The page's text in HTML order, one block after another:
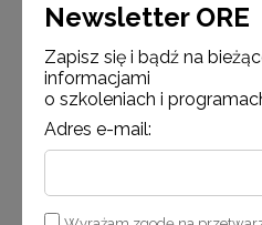
28 sierpnia 2018
Newsletter ORE
Zapisz się i bądź na
informacjami
o szkoleniach i
Adres e-mail: